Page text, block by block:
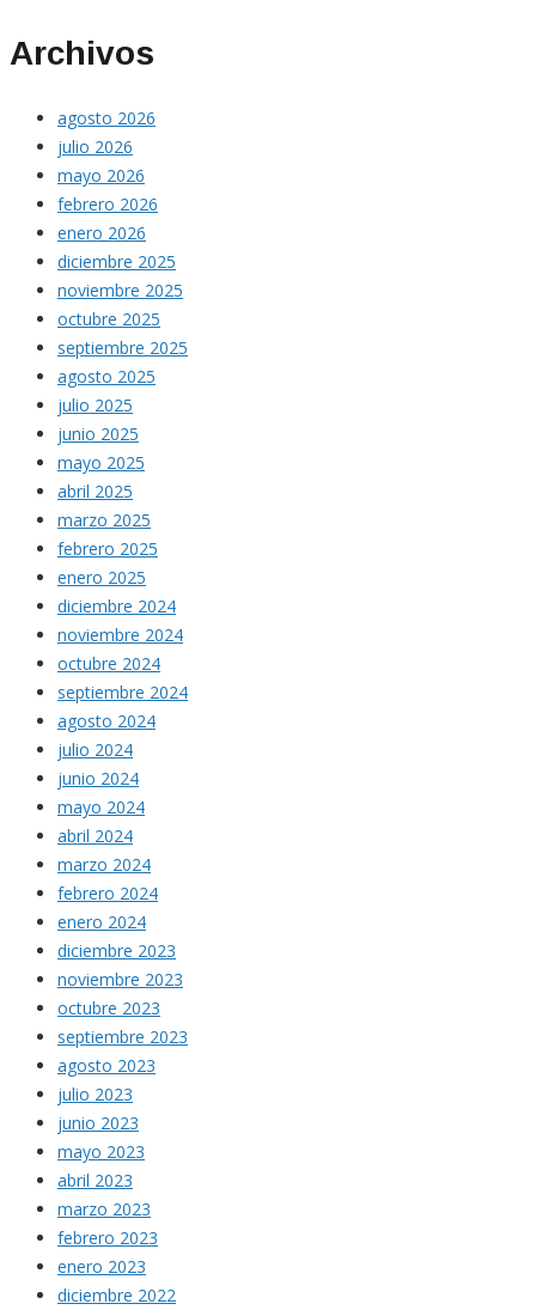
Archivos
agosto 2026
julio 2026
mayo 2026
febrero 2026
enero 2026
diciembre 2025
noviembre 2025
octubre 2025
septiembre 2025
agosto 2025
julio 2025
junio 2025
mayo 2025
abril 2025
marzo 2025
febrero 2025
enero 2025
diciembre 2024
noviembre 2024
octubre 2024
septiembre 2024
agosto 2024
julio 2024
junio 2024
mayo 2024
abril 2024
marzo 2024
febrero 2024
enero 2024
diciembre 2023
noviembre 2023
octubre 2023
septiembre 2023
agosto 2023
julio 2023
junio 2023
mayo 2023
abril 2023
marzo 2023
febrero 2023
enero 2023
diciembre 2022